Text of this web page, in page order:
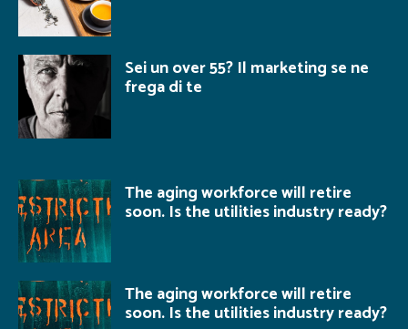
Sei un over 55? Il marketing se ne
frega di te
The aging workforce will retire
soon. Is the utilities industry ready?
The aging workforce will retire
soon. Is the utilities industry ready?